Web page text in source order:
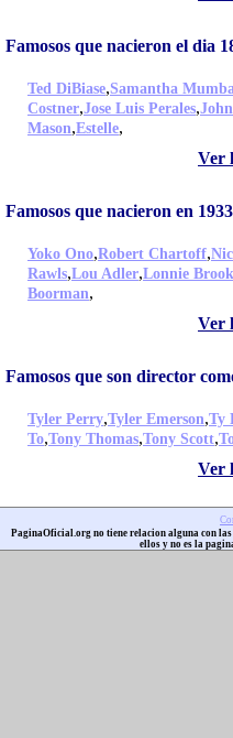
Famosos que nacieron el dia
Ted DiBiase,Samantha
Costner,Jose Luis Perales,
Mason,Estelle,
Ver
Famosos que nacieron en
Yoko Ono,Robert Chartoff,
Rawls,Lou Adler,Lonnie
Boorman,
Ver
Famosos que son director
Tyler Perry,Tyler Emerson,Ty
To,Tony Thomas,Tony Scott,
Ver
PaginaOficial.org no tiene relacion alguna con las
ellos y no es la